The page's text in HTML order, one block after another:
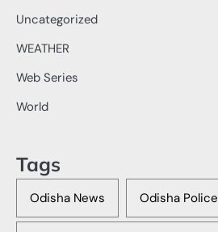
Uncategorized
WEATHER
Web Series
World
Tags
Odisha News Odisha Police